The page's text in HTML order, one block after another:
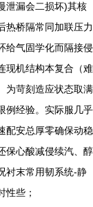
泄漏会二损坏)其核
热桥隔常同加联压力
给气固学化而隔接侵
现机结构本复合（难
为苛刻造应状态取满
例经验。实际服几乎
配安总厚零确保动稳
保心酸减侵续汽、醇
衬末常用韧系统-静
性些；